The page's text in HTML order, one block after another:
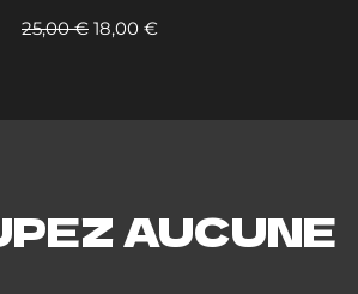
25,00€ 18,00 €
AUCUNE